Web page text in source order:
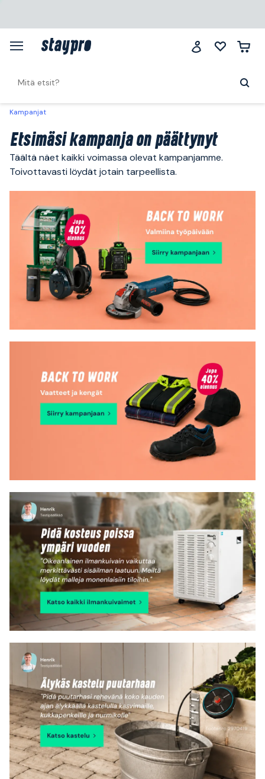
Kampanjat
Etsimäsi kampanja on päättynyt
Täältä näet kaikki voimassa olevat kampanjamme.
Toivottavasti löydät jotain tarpeellista.